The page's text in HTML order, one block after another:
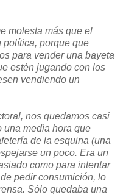
molesta más que el
política, porque que
para vender una bayeta
estén jugando con los
vendiendo un
nos quedamos casi
una media hora que
de la esquina (una
un poco. Era un
como para intentar
pedir consumición, lo
Sólo quedaba una